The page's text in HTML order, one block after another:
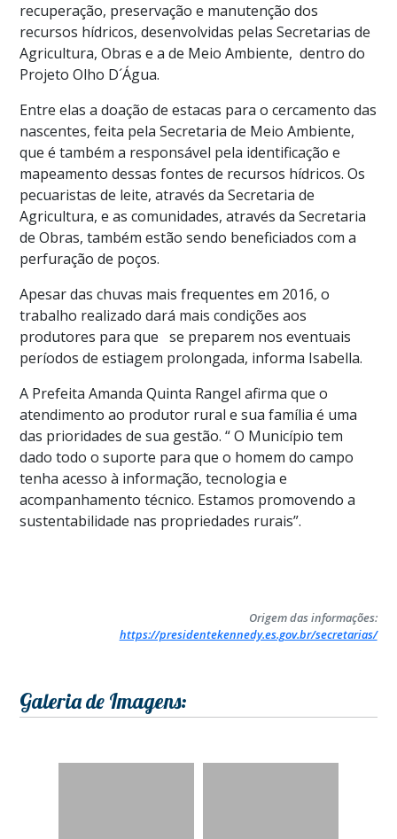
recuperação, preservação e manutenção dos
recursos hídricos, desenvolvidas pelas Secretarias de
Agricultura, Obras e a de Meio Ambiente, dentro do
Projeto Olho D´Água.
Entre elas a doação de estacas para o cercamento das
nascentes, feita pela Secretaria de Meio Ambiente,
que é também a responsável pela identificação e
mapeamento dessas fontes de recursos hídricos. Os
pecuaristas de leite, através da Secretaria de
Agricultura, e as comunidades, através da Secretaria
de Obras, também estão sendo beneficiados com a
perfuração de poços.
Apesar das chuvas mais frequentes em 2016, o
trabalho realizado dará mais condições aos
produtores para que se preparem nos eventuais
períodos de estiagem prolongada, informa Isabella.
A Prefeita Amanda Quinta Rangel afirma que o
atendimento ao produtor rural e sua família é uma
das prioridades de sua gestão. “ O Município tem
dado todo o suporte para que o homem do campo
tenha acesso à informação, tecnologia e
acompanhamento técnico. Estamos promovendo a
sustentabilidade nas propriedades rurais”.
Origem das informações:
https://presidentekennedy.es.gov.br/secretarias/
Galeria de Imagens: